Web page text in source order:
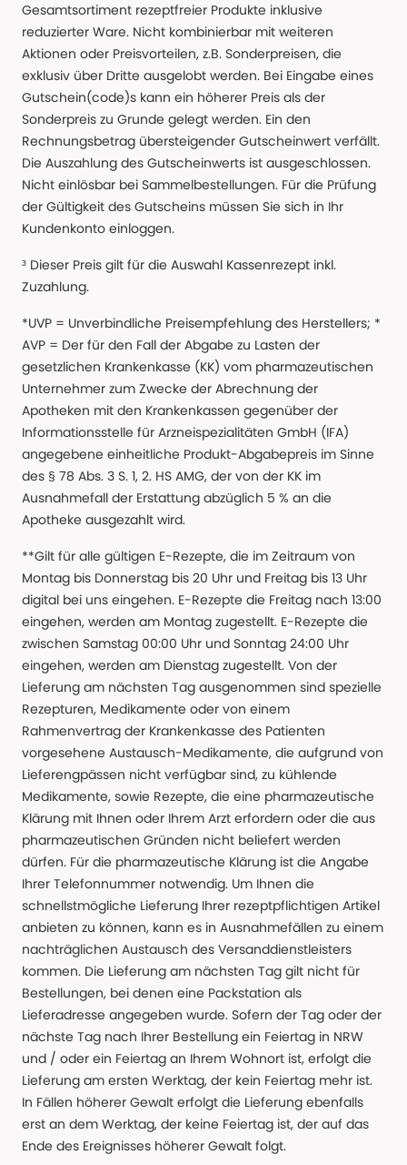
Gesamtsortiment rezeptfreier Produkte inklusive
reduzierter Ware. Nicht kombinierbar mit weiteren
Aktionen oder Preisvorteilen, z.B. Sonderpreisen, die
exklusiv über Dritte ausgelobt werden. Bei Eingabe eines
Gutschein(code)s kann ein höherer Preis als der
Sonderpreis zu Grunde gelegt werden. Ein den
Rechnungsbetrag übersteigender Gutscheinwert verfällt.
Die Auszahlung des Gutscheinwerts ist ausgeschlossen.
Nicht einlösbar bei Sammelbestellungen. Für die Prüfung
der Gültigkeit des Gutscheins müssen Sie sich in Ihr
Kundenkonto einloggen.
³ Dieser Preis gilt für die Auswahl Kassenrezept inkl.
Zuzahlung.
*UVP = Unverbindliche Preisempfehlung des Herstellers; *
AVP = Der für den Fall der Abgabe zu Lasten der
gesetzlichen Krankenkasse (KK) vom pharmazeutischen
Unternehmer zum Zwecke der Abrechnung der
Apotheken mit den Krankenkassen gegenüber der
Informationsstelle für Arzneispezialitäten GmbH (IFA)
angegebene einheitliche Produkt-Abgabepreis im Sinne
des § 78 Abs. 3 S. 1, 2. HS AMG, der von der KK im
Ausnahmefall der Erstattung abzüglich 5 % an die
Apotheke ausgezahlt wird.
**Gilt für alle gültigen E-Rezepte, die im Zeitraum von
Montag bis Donnerstag bis 20 Uhr und Freitag bis 13 Uhr
digital bei uns eingehen. E-Rezepte die Freitag nach 13:00
eingehen, werden am Montag zugestellt. E-Rezepte die
zwischen Samstag 00:00 Uhr und Sonntag 24:00 Uhr
eingehen, werden am Dienstag zugestellt. Von der
Lieferung am nächsten Tag ausgenommen sind spezielle
Rezepturen, Medikamente oder von einem
Rahmenvertrag der Krankenkasse des Patienten
vorgesehene Austausch-Medikamente, die aufgrund von
Lieferengpässen nicht verfügbar sind, zu kühlende
Medikamente, sowie Rezepte, die eine pharmazeutische
Klärung mit Ihnen oder Ihrem Arzt erfordern oder die aus
pharmazeutischen Gründen nicht beliefert werden
dürfen. Für die pharmazeutische Klärung ist die Angabe
Ihrer Telefonnummer notwendig. Um Ihnen die
schnellstmögliche Lieferung Ihrer rezeptpflichtigen Artikel
anbieten zu können, kann es in Ausnahmefällen zu einem
nachträglichen Austausch des Versanddienstleisters
kommen. Die Lieferung am nächsten Tag gilt nicht für
Bestellungen, bei denen eine Packstation als
Lieferadresse angegeben wurde. Sofern der Tag oder der
nächste Tag nach Ihrer Bestellung ein Feiertag in NRW
und / oder ein Feiertag an Ihrem Wohnort ist, erfolgt die
Lieferung am ersten Werktag, der kein Feiertag mehr ist.
In Fällen höherer Gewalt erfolgt die Lieferung ebenfalls
erst an dem Werktag, der keine Feiertag ist, der auf das
Ende des Ereignisses höherer Gewalt folgt.